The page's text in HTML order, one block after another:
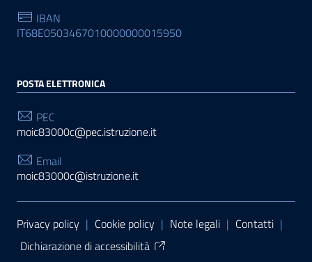
IBAN
IT68E0503467010000000015950
POSTA ELETTRONICA
PEC
moic83000c@pec.istruzione.it
Email
moic83000c@istruzione.it
Sezione Link Utili
Privacy policy | Cookie policy | Note legali | Contatti |
Dichiarazione di accessibilità